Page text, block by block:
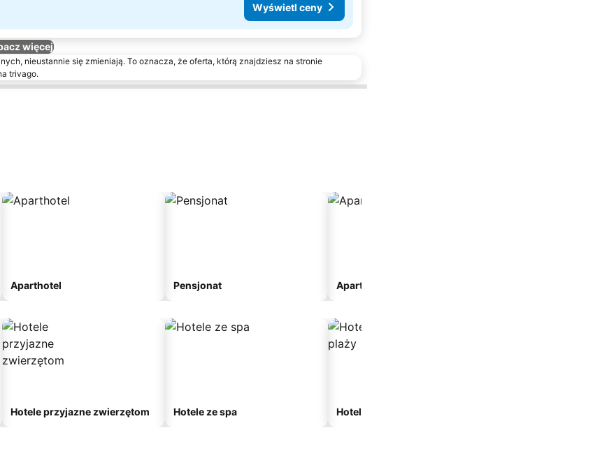
Wyświetl ceny
więcej
nieustannie się zmieniają. To oznacza, że oferta, którą znajdziesz na stronie
trivago.
Aparthotel Pensjonat Aparthotel
Hotele przyjazne zwierzętom Hotele ze spa Hotele przy plaży